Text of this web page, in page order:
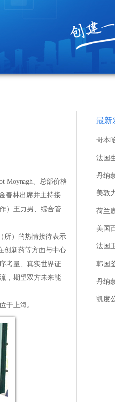
Moynagh、总部价格
春林出席并主持接
）王力男、综合管
所）的热情接待表示
创新药等方面与中心
考量、真实世界证
，期望双方未来能
于上海。
最新
美敦